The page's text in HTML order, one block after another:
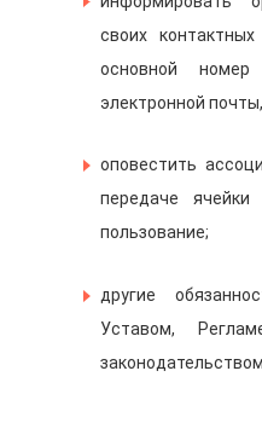
своих
основной
электронной
оповестить
передаче
пользование;
другие
Уставом,